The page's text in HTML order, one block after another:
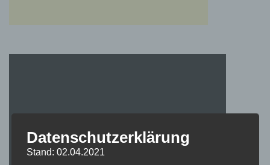
Datenschutzerklärung
Stand: 02.04.2021